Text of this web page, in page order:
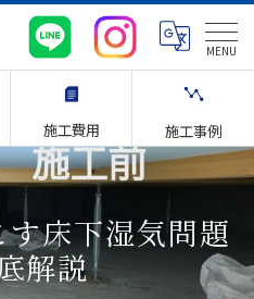
施工費用 施工事例
床下湿気問題
解説